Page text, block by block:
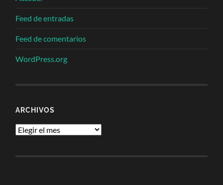
Feed de entradas
Feed de comentarios
WordPress.org
ARCHIVOS
Archivos